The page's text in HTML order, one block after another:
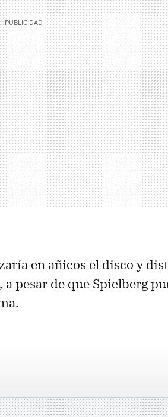
en añicos el disco y
pesar de que Spielberg